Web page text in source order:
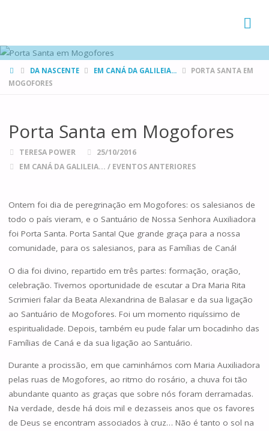
HOMEDA NASCENTE EM CANÁ DA GALILEIA...
PORTA SANTA EM
MOGOFORES
Porta Santa em Mogofores
TERESA POWER
25/10/2016
EM CANÁ DA GALILEIA... / EVENTOS ANTERIORES
Ontem foi dia de peregrinação em Mogofores: os salesianos de
todo o país vieram, e o Santuário de Nossa Senhora Auxiliadora
foi Porta Santa. Porta Santa! Que grande graça para a nossa
comunidade, para os salesianos, para as Famílias de Caná!
O dia foi divino, repartido em três partes: formação, oração,
celebração. Tivemos oportunidade de escutar a Dra Maria Rita
Scrimieri falar da Beata Alexandrina de Balasar e da sua ligação
ao Santuário de Mogofores. Foi um momento riquíssimo de
espiritualidade. Depois, também eu pude falar um bocadinho das
Famílias de Caná e da sua ligação ao Santuário.
Durante a procissão, em que caminhámos com Maria Auxiliadora
pelas ruas de Mogofores, ao ritmo do rosário, a chuva foi tão
abundante quanto as graças que sobre nós foram derramadas.
Na verdade, desde há dois mil e dezasseis anos que os favores
de Deus se encontram associados à cruz… Não é tanto o sol na